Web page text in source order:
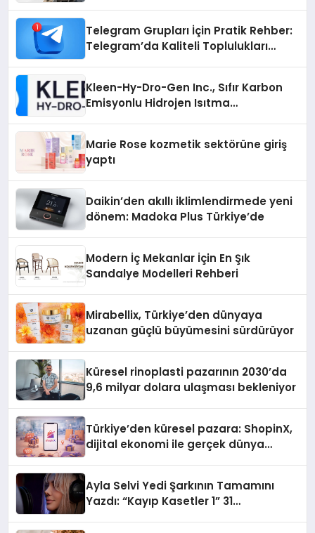
Telegram Grupları İçin Pratik Rehber:
Telegram’da Kaliteli Toplulukları
Kleen-Hy-Dro-Gen Inc., Sıfır Karbon
Emisyonlu Hidrojen Isıtma
Marie Rose kozmetik sektörüne giriş
yaptı
Daikin’den akıllı iklimlendirmede yeni
dönem: Madoka Plus Türkiye’de
Modern İç Mekanlar İçin En Şık
Sandalye Modelleri Rehberi
Mirabellix, Türkiye’den dünyaya
uzanan güçlü büyümesini sürdürüyor
Küresel rinoplasti pazarının 2030’da
9,6 milyar dolara ulaşması bekleniyor
Türkiye’den küresel pazara: ShopinX,
dijital ekonomi ile gerçek dünya
Ayla Selvi Yedi Şarkının Tamamını
Yazdı: “Kayıp Kasetler 1” 31